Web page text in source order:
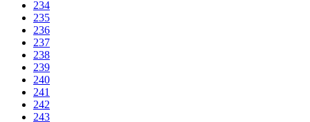
234
235
236
237
238
239
240
241
242
243